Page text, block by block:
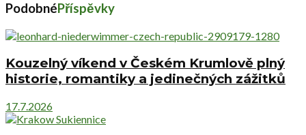
PodobnéPříspěvky
Kouzelný víkend v Českém Krumlově plný
historie, romantiky a jedinečných zážitků
17.7.2026